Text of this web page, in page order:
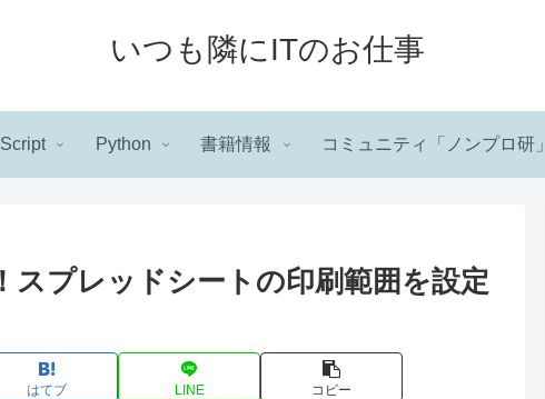
いつも隣にITのお仕事
Python 書籍情報 コミュニティ「ノンプロ研」
スプレッドシートの印刷範囲を設定
はてブ LINE コピー